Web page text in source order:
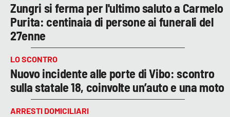
Zungri si ferma per l'ultimo saluto a Carmelo
Purita: centinaia di persone ai funerali del
27enne
LO SCONTRO
Nuovo incidente alle porte di Vibo: scontro
sulla statale 18, coinvolte un’auto e una moto
ARRESTI DOMICILIARI